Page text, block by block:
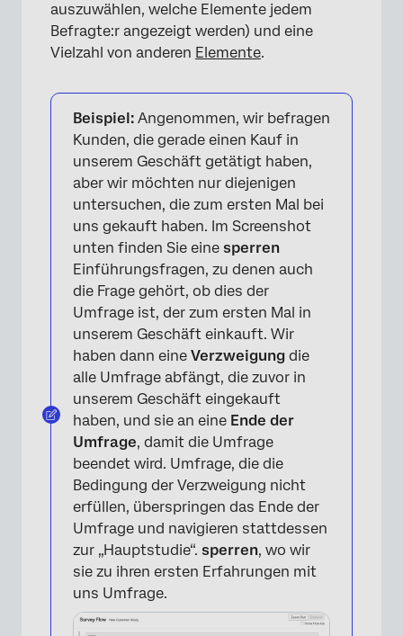
auszuwählen, welche Elemente jedem
Befragte:r angezeigt werden) und eine
Vielzahl von anderen Elemente.
Beispiel: Angenommen, wir befragen
Kunden, die gerade einen Kauf in
unserem Geschäft getätigt haben,
aber wir möchten nur diejenigen
untersuchen, die zum ersten Mal bei
uns gekauft haben. Im Screenshot
unten finden Sie eine sperren
Einführungsfragen, zu denen auch
die Frage gehört, ob dies der
Umfrage ist, der zum ersten Mal in
unserem Geschäft einkauft. Wir
haben dann eine Verzweigung die
alle Umfrage abfängt, die zuvor in
unserem Geschäft eingekauft
haben, und sie an eine Ende der
Umfrage, damit die Umfrage
beendet wird. Umfrage, die die
Bedingung der Verzweigung nicht
erfüllen, überspringen das Ende der
Umfrage und navigieren stattdessen
zur „Hauptstudie“. sperren, wo wir
sie zu ihren ersten Erfahrungen mit
uns Umfrage.